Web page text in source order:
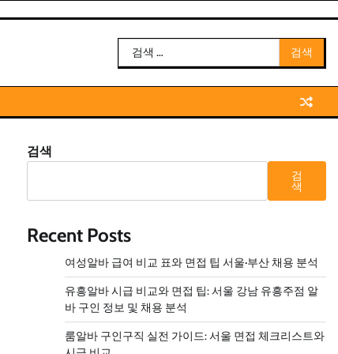
색:
검색
검
색
Recent Posts
여성알바 급여 비교 표와 면접 팁 서울·부산 채용 분석
유흥알바 시급 비교와 면접 팁: 서울 강남 유흥주점 알
바 구인 정보 및 채용 분석
룸알바 구인구직 실전 가이드: 서울 면접 체크리스트와